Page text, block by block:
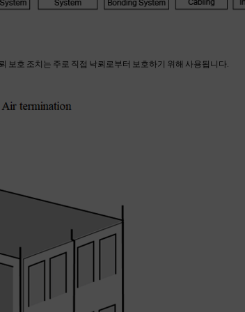
보호 조치는 주로 직접 낙뢰로부터 보호하기 위해 사용됩니다.